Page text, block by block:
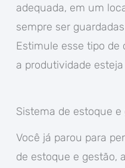
adequada, em um
sempre ser
Estimule esse tipo
a produtividade
Sistema de estoque e
Você já parou para
de estoque e gestão,